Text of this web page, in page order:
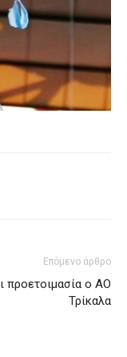
Επόμενο άρθρο
προετοιμασία ο ΑΟ
Τρίκαλα